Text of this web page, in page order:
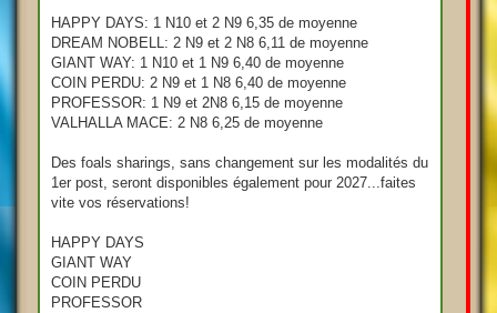
HAPPY DAYS: 1 N10 et 2 N9 6,35 de moyenne
DREAM NOBELL: 2 N9 et 2 N8 6,11 de moyenne
GIANT WAY: 1 N10 et 1 N9 6,40 de moyenne
COIN PERDU: 2 N9 et 1 N8 6,40 de moyenne
PROFESSOR: 1 N9 et 2N8 6,15 de moyenne
VALHALLA MACE: 2 N8 6,25 de moyenne
Des foals sharings, sans changement sur les modalités du
1er post, seront disponibles également pour 2027...faites
vite vos réservations!
HAPPY DAYS
GIANT WAY
COIN PERDU
PROFESSOR